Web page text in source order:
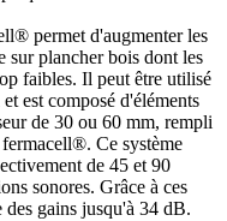
permet d'augmenter les
sur plancher bois dont les
faibles. Il peut être utilisé
est composé d'éléments
de 30 ou 60 mm, rempli
Ce système
de 45 et 90
sonores. Grâce à ces
des gains jusqu'à 34 dB.